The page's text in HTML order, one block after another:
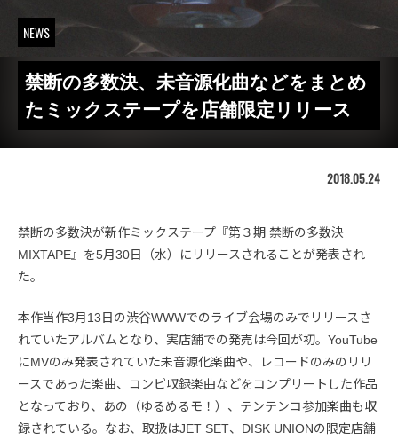
NEWS
禁断の多数決、未音源化曲などをまとめ
たミックステープを店舗限定リリース
2018.05.24
禁断の多数決が新作ミックステープ『第３期 禁断の多数決
MIXTAPE』を5月30日（水）にリリースされることが発表され
た。
本作当作3月13日の渋谷WWWでのライブ会場のみでリリースさ
れていたアルバムとなり、実店舗での発売は今回が初。YouTube
にMVのみ発表されていた未音源化楽曲や、レコードのみのリリ
ースであった楽曲、コンピ収録楽曲などをコンプリートした作品
となっており、あの（ゆるめるモ！）、テンテンコ参加楽曲も収
録されている。なお、取扱はJET SET、DISK UNIONの限定店舗